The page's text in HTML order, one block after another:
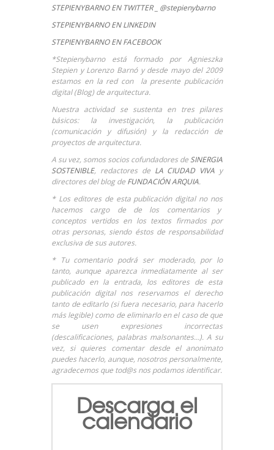
STEPIENYBARNO EN TWITTER _ @stepienybarno
STEPIENYBARNO EN LINKEDIN
STEPIENYBARNO EN FACEBOOK
*Stepienybarno está formado por Agnieszka
Stepien y Lorenzo Barnó y desde mayo del 2009
estamos en la red con la presente publicación
digital (Blog) de arquitectura.
Nuestra actividad se sustenta en tres pilares
básicos: la investigación, la publicación
(comunicación y difusión) y la redacción de
proyectos de arquitectura.
A su vez, somos socios cofundadores deSINERGIA
SOSTENIBLE, redactores de LA CIUDAD VIVA y
directores del blog de FUNDACIÓN ARQUIA.
* Los editores de esta publicación digital no nos
hacemos cargo de de los comentarios y
conceptos vertidos en los textos firmados por
otras personas, siendo éstos de responsabilidad
exclusiva de sus autores.
* Tu comentario podrá ser moderado, por lo
tanto, aunque aparezca inmediatamente al ser
publicado en la entrada, los editores de esta
publicación digital nos reservamos el derecho
tanto de editarlo (si fuera necesario, para hacerlo
más legible) como de eliminarlo en el caso de que
se usen expresiones incorrectas
(descalificaciones, palabras malsonantes…). A su
vez, si quieres comentar desde el anonimato
puedes hacerlo, aunque, nosotros personalmente,
agradecemos que tod@s nos podamos identificar.
Descarga el
calendario